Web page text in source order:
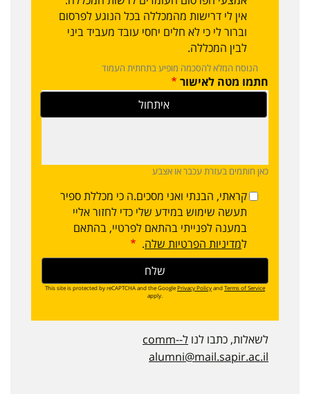
אין לי דרישות מהמכללה בכל הנוגע לפרסום
וברור לי כי לא חלים יחסי עובד מעביד ביני
לבין המכללה.
הנוסח המלא להסכמה מופיע בתחתית העמוד
חתמו מטה לאישור
כאן חותמים בעזרת עכבר או אצבע
קראתי, הבנתי ואני מסכים.ה כי מכללת ספיר
תעשה שימוש במידע שלי כדי לחזור אליי
במענה לפנייתי בהתאם לפרטיי, בהתאם
למדיניות הפרטיות שלה.
This site is protected by reCAPTCHA and the GooglePrivacy PolicyandTerms of Service
apply.
לשאלות, כתבו לנו
ל-comm-
alumni@mail.sapir.ac.il